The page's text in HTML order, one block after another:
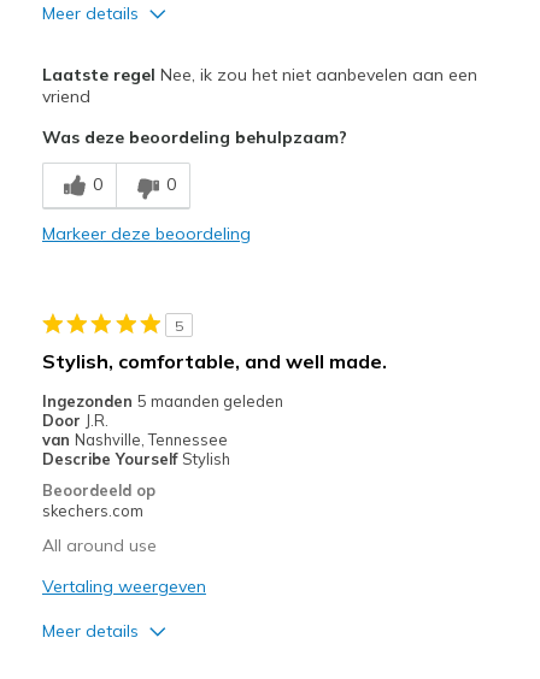
Meer details
Attractive Design
Breathe Well
Comfortable
Stylish
Sizing
Feels half size too small
Laatste regel Nee, ik zou het niet aanbevelen aan een
vriend
Was deze beoordeling behulpzaam?
0 0
Markeer deze beoordeling
5
Stylish, comfortable, and well made.
Ingezonden 5 maanden geleden
Door J.R.
van Nashville, Tennessee
Describe Yourself Stylish
Beoordeeld op
skechers.com
All around use
Vertaling weergeven
Meer details